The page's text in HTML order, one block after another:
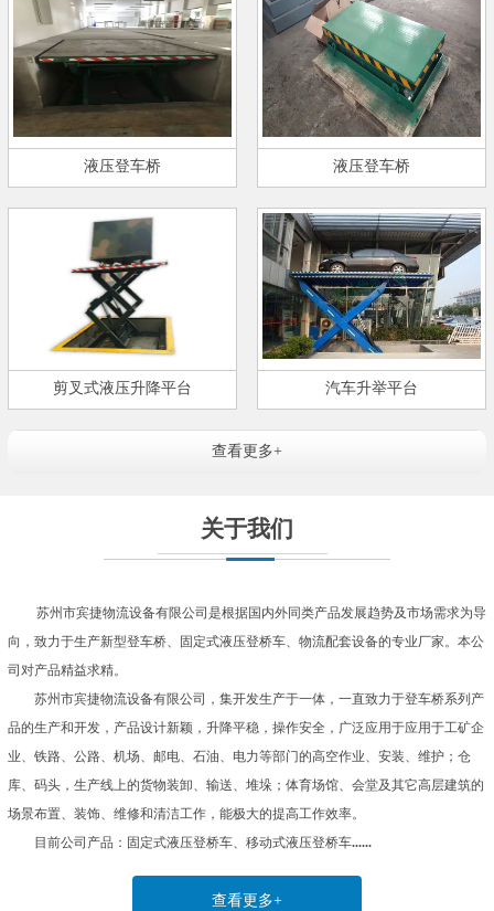
液压登车桥 液压登车桥
剪叉式液压升降平台 汽车升举平台
查看更多+
关于我们
苏州市宾捷物流设备有限公司是根据国内外同类产品发展趋势及市场需求为导
向，致力于生产新型登车桥、固定式液压登桥车、物流配套设备的专业厂家。本公
司对产品精益求精。
苏州市宾捷物流设备有限公司，集开发生产于一体，一直致力于登车桥系列产
品的生产和开发，产品设计新颖，升降平稳，操作安全，广泛应用于应用于工矿企
业、铁路、公路、机场、邮电、石油、电力等部门的高空作业、安装、维护；仓
库、码头，生产线上的货物装卸、输送、堆垛；体育场馆、会堂及其它高层建筑的
场景布置、装饰、维修和清洁工作，能极大的提高工作效率。
目前公司产品：固定式液压登桥车、移动式液压登桥车......
查看更多+